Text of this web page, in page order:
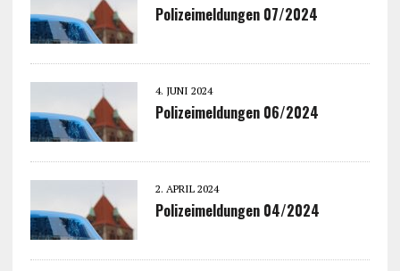
Polizeimeldungen 07/2024
4. JUNI 2024
Polizeimeldungen 06/2024
2. APRIL 2024
Polizeimeldungen 04/2024